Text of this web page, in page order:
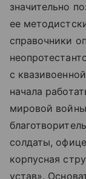
значительно
ее
справочники
с
начала
мировой
солдаты,
корпусная
устав».